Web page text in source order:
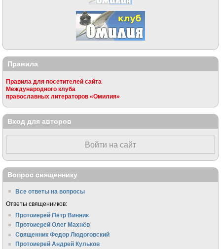
Правила
Правила для посетителей сайта
Международного клуба
православных литераторов «Омилия»
Вход для авторов
Войти на сайт
Вопрос священнику
Все ответы на вопросы
Ответы священников:
Протоиерей Пётр Винник
Протоиерей Олег Махнёв
Священник Федор Людоговский
Протоиерей Андрей Кульков